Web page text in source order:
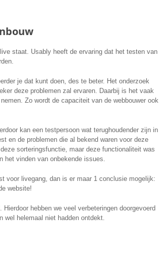
staat. Usably heeft de ervaring dat het testen van
je dat kunt doen, des te beter. Het onderzoek
deze problemen zal ervaren. Daarbij is het vaak
Zo wordt de capaciteit van de webbouwer ook
kan een testpersoon wat terughoudender zijn in
en de problemen die al bekend waren voor deze
sorteringsfunctie, maar deze functionaliteit was
het vinden van onbekende issues.
voor livegang, dan is er maar 1 conclusie mogelijk:
website!
hebben we veel verbeteringen doorgevoerd
wel helemaal niet hadden ontdekt.